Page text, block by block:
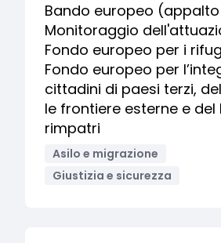
Bando europeo
Monitoraggio
Fondo europeo per i
Fondo europeo per
cittadini di paesi terzi,
le frontiere esterne e del
rimpatri
Asilo e migrazione
Giustizia e sicurezza